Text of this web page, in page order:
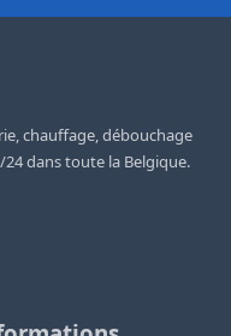
chauffage, débouchage
dans toute la Belgique.